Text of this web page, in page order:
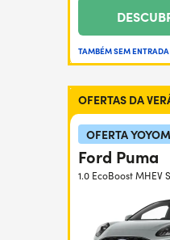
TAMBÉM SEM ENTRADA
OFERTAS DA
OFERTA
Ford Puma
1.0 EcoBoost MHEV